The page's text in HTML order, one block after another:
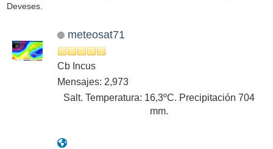
Deveses.
meteosat71
Cb Incus
Mensajes: 2,973
Salt. Temperatura: 16,3ºC. Precipitación 704
mm.